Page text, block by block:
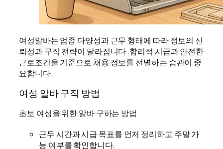
여성알바는 업종 다양성과 근무 형태에 따라 정보의 신
뢰성과 구직 전략이 달라집니다. 합리적 시급과 안전한
근로조건을 기준으로 채용 정보를 선별하는 습관이 중
요합니다.
여성 알바 구직 방법
초보 여성을 위한 알바 구하는 방법
근무 시간과 시급 목표를 먼저 정리하고 주말 가
능 여부를 확인합니다.